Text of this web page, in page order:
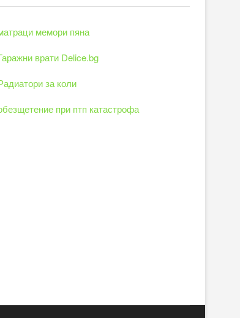
мемори пяна
врати Delice.bg
за коли
при птп катастрофа